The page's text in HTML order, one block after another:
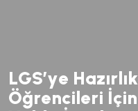
LGS’ye Hazırlık
Öğrencileri İçin